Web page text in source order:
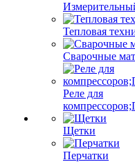
Тепловая
Сварочные
Реле для
Щетки
Перчатки